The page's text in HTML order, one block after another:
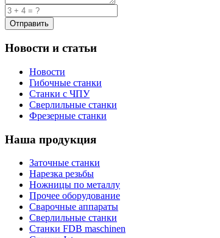
Новости и статьи
Новости
Гибочные станки
Станки с ЧПУ
Сверлильные станки
Фрезерные станки
Наша продукция
Заточные станки
Нарезка резьбы
Ножницы по металлу
Прочее оборудование
Сварочные аппараты
Сверлильные станки
Станки FDB maschinen